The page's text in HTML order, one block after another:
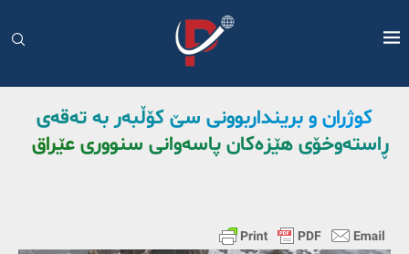
کوژران و برینداربوونی سێ کۆڵبەر بە تەقەی
ڕاستەوخۆی هێزەکان پاسەوانی سنووری عێراق